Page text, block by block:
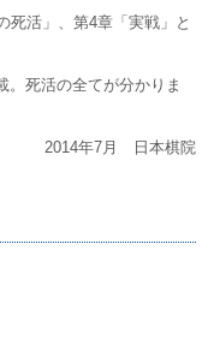
活」、第4章「実戦」と
死活の全てが分かりま
2014年7月 日本棋院